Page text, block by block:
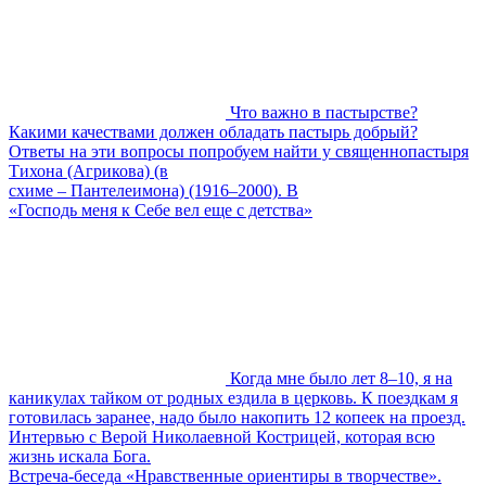
Что важно в пастырстве?
Какими качествами должен обладать пастырь добрый?
Ответы на эти вопросы попробуем найти у священнопастыря
Тихона (Агрикова) (в
схиме – Пантелеимона) (1916–2000). В
«Господь меня к Себе вел еще с детства»
Когда мне было лет 8–10, я на
каникулах тайком от родных ездила в церковь. К поездкам я
готовилась заранее, надо было накопить 12 копеек на проезд.
Интервью с Верой Николаевной Кострицей, которая всю
жизнь искала Бога.
Встреча-беседа «Нравственные ориентиры в творчестве».